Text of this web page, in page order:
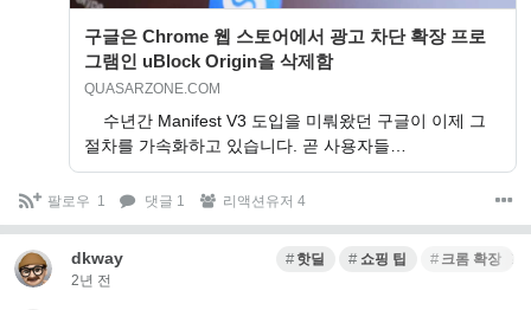
구글은 Chrome 웹 스토어에서 광고 차단 확장 프로
그램인 uBlock Origin을 삭제함
QUASARZONE.COM
수년간 Manifest V3 도입을 미뤄왔던 구글이 이제 그
절차를 가속화하고 있습니다. 곧 사용자들…
팔로우 1 댓글 1 리액션유저 4
dkway
2년 전
핫딜 쇼핑 팁 크롬 확장 프